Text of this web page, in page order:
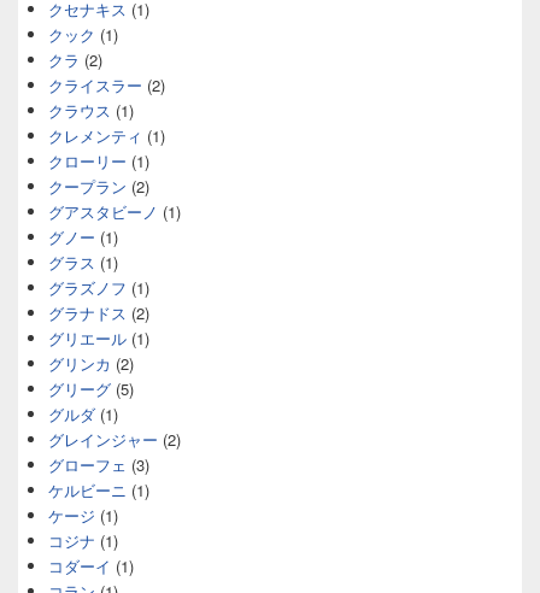
クセナキス (1)
クック (1)
クラ (2)
クライスラー (2)
クラウス (1)
クレメンティ (1)
クローリー (1)
クープラン (2)
グアスタビーノ (1)
グノー (1)
グラス (1)
グラズノフ (1)
グラナドス (2)
グリエール (1)
グリンカ (2)
グリーグ (5)
グルダ (1)
グレインジャー (2)
グローフェ (3)
ケルビーニ (1)
ケージ (1)
コジナ (1)
コダーイ (1)